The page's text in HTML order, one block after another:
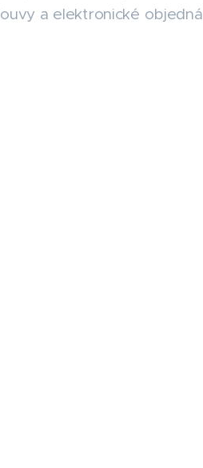
a elektronické